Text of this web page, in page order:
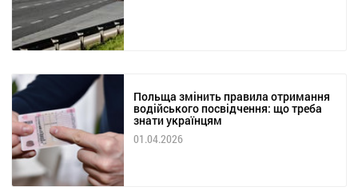
Польща змінить правила отримання
водійського посвідчення: що треба
знати українцям
01.04.2026